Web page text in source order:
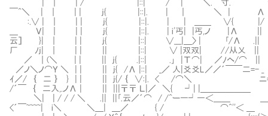
| ｜ | / |::| / | ＼. 寸.
￣^＼ | ｜ | | j{ |::|. | ｜
:.∨ | ｜ | | j{ |::|. | | ＿＿
＿ Ｖ| ｜ | | j{ |::|. | i'丐| |丐,ノ
云］ }| ｜ | | j{ |::| ∨___|＿〉 | ｢/Λ
厂 ﾉj| ｜ | | || |::| ∨ |双双| //从乂 || | |
／ ｜(＼ | | || j{ .|::| .｣ |Τ⌒| ／ﾉヘ/⌒ ||
／ノ＼ノ⌒Ｙ ＼ | | || j{ /Λ |::| _／ 人|爻爻L／／´￣
ｲ／/ ｛ 二 ｝ } | | || j{/ ｛ ∨:|. < /⌒＼ ニ=-
/´￣ ｛ 二入,.ノΛ | || |||〒〒 Ｌ|／ ＼{ ┘| |＿＿＿＿＿
＼| | / / / ＼ .|| ||｢.云／´⌒ / /^ー―┘―＜＿＿ ＿
<´￣~~~~| i＼ ＼＿| ＿／ { / ⌒^''＜ ＿